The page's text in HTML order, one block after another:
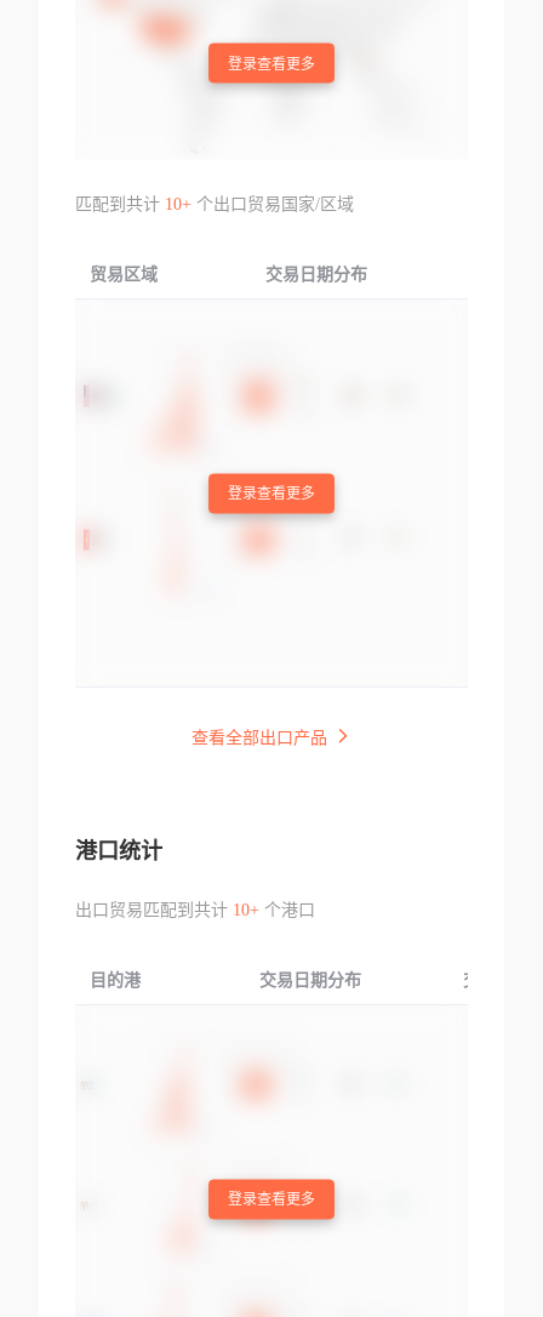
登录查看更多
匹配到共计 10+个出口贸易国家/区域
贸易区域 交易日期分布
登录查看更多
查看全部出口产品
港口统计
出口贸易匹配到共计 10+个港口
目的港 交易日期分布 交易产品
登录查看更多